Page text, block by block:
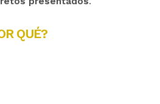
QUÉ?